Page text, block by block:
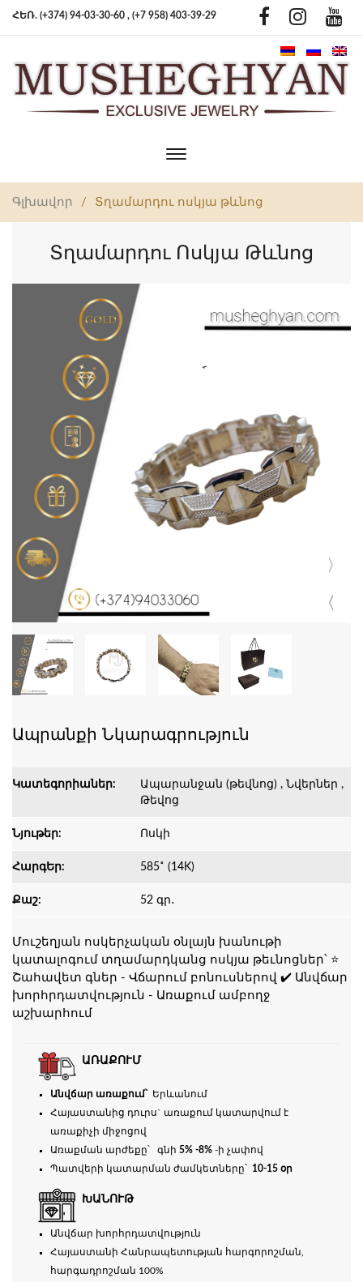
ՀԵՌ. (+374) 94-03-30-60 , (+7 958) 403-39-29
Toggle
navigation
Գլխավոր / Տղամարդու ոսկյա թևնոց
Տղամարդու Ոսկյա Թևնոց
Ապրանքի Նկարագրություն
Կատեգորիաներ:
Ապարանջան (թեվնոց) , Նվերներ ,
Թեվոց
Նյութեր: Ոսկի
ՀարգԵր: 585˚ (14K)
Քաշ: 52 գր․
Մուշեղյան ոսկերչական օնլայն խանութի
կատալոգում տղամարդկանց ոսկյա թեւնոցներ՝ ⭐
Շահավետ գներ - Վճարում բոնուսներով ✔️ Անվճար
խորհրդատվություն - Առաքում ամբողջ
աշխարհում
ԱՌԱՔՈՒՄ
Անվճար առաքում՝
Երևանում
Հայաստանից դուրս` առաքում կատարվում է
առաքիչի միջոցով
Առաքման արժեքը՝ գնի5% -8% -ի չափով
Պատվերի կատարման ժամկետները՝ 10-15 օր
ԽԱՆՈՒԹ
Անվճար խորհրդատվություն
Հայաստանի Հանրապետության հարգորոշման,
հարգադրոշման 100%